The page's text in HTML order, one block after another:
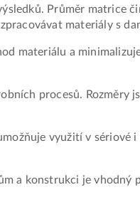
Průměr matrice
materiály s
materiálu a
procesů. Rozměry
využití v sériové i
a konstrukci je vhodný